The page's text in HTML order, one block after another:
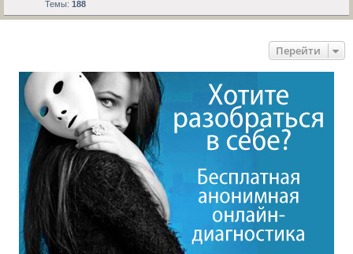
Темы: 188
Перейти